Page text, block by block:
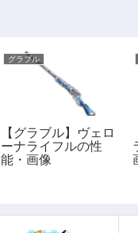
グラブル
【グラブル】ヴェロ
ーナライフルの性
能・画像